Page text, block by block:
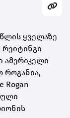
წლის ყველაზე
ამერიკელი
როგანია,
Rogan